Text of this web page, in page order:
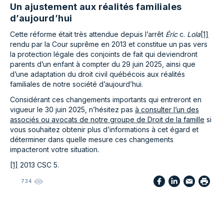
Un ajustement aux réalités familiales
d’aujourd’hui
Cette réforme était très attendue depuis l’arrêt Éricc. Lola[1]
rendu par la Cour suprême en 2013 et constitue un pas vers
la protection légale des conjoints de fait qui deviendront
parents d’un enfant à compter du 29 juin 2025, ainsi que
d’une adaptation du droit civil québécois aux réalités
familiales de notre société d’aujourd’hui.
Considérant ces changements importants qui entreront en
vigueur le 30 juin 2025, n’hésitez pas à consulter l’un des
associés ou avocats de notre groupe de Droit de la famille si
vous souhaitez obtenir plus d’informations à cet égard et
déterminer dans quelle mesure ces changements
impacteront votre situation.
[1] 2013 CSC 5.
734